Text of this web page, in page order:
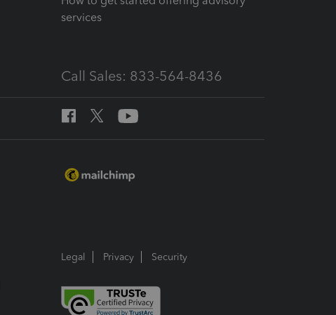
services
Call Sales: 833-564-8436
Legal Privacy Security